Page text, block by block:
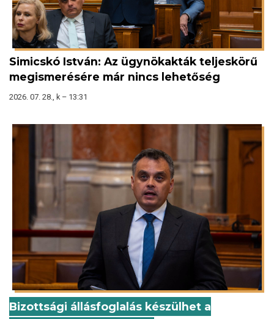
Simicskó István: Az ügynökakták teljeskörű
megismerésére már nincs lehetőség
2026. 07. 28., k – 13:31
Bizottsági állásfoglalás készülhet a